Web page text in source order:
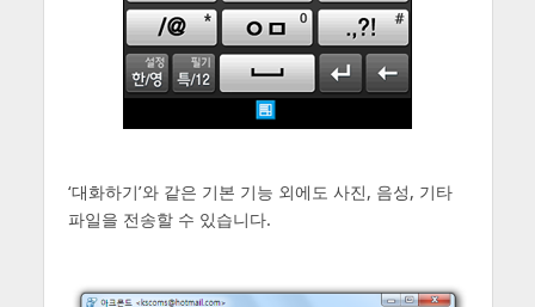
‘대화하기’와 같은 기본 기능 외에도 사진, 음성, 기타
파일을 전송할 수 있습니다.